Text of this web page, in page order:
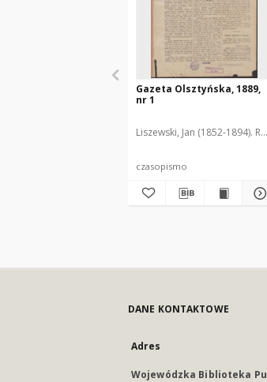
Gazeta Olsztyńska, 1889,
nr 1
Liszewski, Jan (1852-1894).
czasopismo
DANE KONTAKTOWE
Adres
Wojewódzka Biblioteka